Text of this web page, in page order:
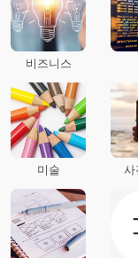
비즈니스
미술 사